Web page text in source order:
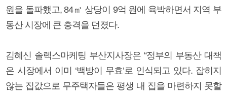
원을 돌파했고, 84㎡ 상당이 9억 원에 육박하면서 지역 부
동산 시장에 큰 충격을 던졌다.
김혜신 솔렉스마케팅 부산지사장은 “정부의 부동산 대책
은 시장에서 이미 ‘백방이 무효’로 인식되고 있다. 잡히지
않는 집값으로 무주택자들은 평생 내 집을 마련하지 못할